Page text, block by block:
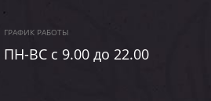
ГРАФИК РАБОТЫ
ПН-ВC c 9.00 до 22.00